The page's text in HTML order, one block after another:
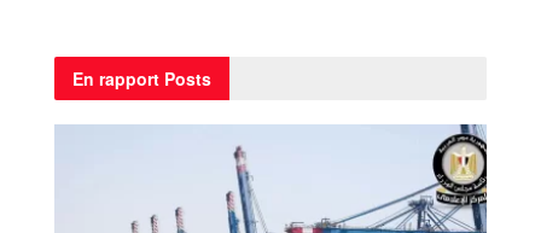
En rapport Posts